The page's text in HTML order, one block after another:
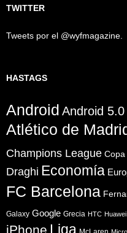
TWITTER
Tweets por el @wyfmagazine.
HASTAGS
Android Android 5.0
Atlético de
Champions League Copa
Draghi Economía
FC Barcelona
Galaxy Google Grecia HTC Huawei
iPhone Liga